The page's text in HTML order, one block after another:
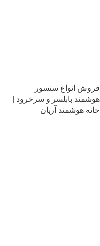
فروش انواع سنسور
هوشمند بابلسر و سرخرود |
خانه هوشمند آریان